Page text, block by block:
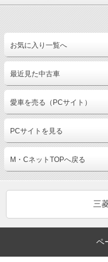
お気に入り一覧へ
最近見た中古車
愛車を売る（PCサイト）
PCサイトを見る
M・CネットTOPへ戻る
三
ペ